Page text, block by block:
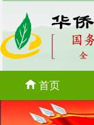
首页